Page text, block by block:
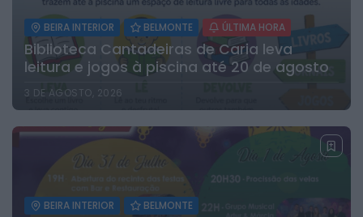
BEIRA INTERIOR BELMONTE ÚLTIMA HORA
Biblioteca Cantadeiras de Caria leva
leitura e jogos à piscina até 20 de agosto
3 DE AGOSTO, 2026
BEIRA INTERIOR BELMONTE